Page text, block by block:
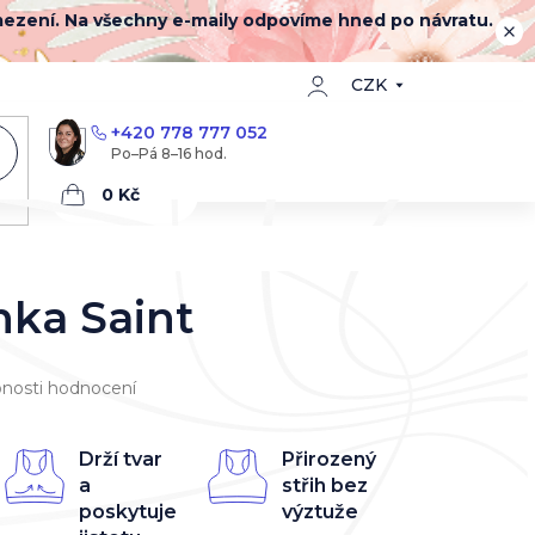
Na všechny e-maily odpovíme hned po návratu.
CZK
+420 778 777 052
Nákupní
Drží tvar
a
poskytuje
Přirozený
střih bez
výztuže
Saint
hodnocení